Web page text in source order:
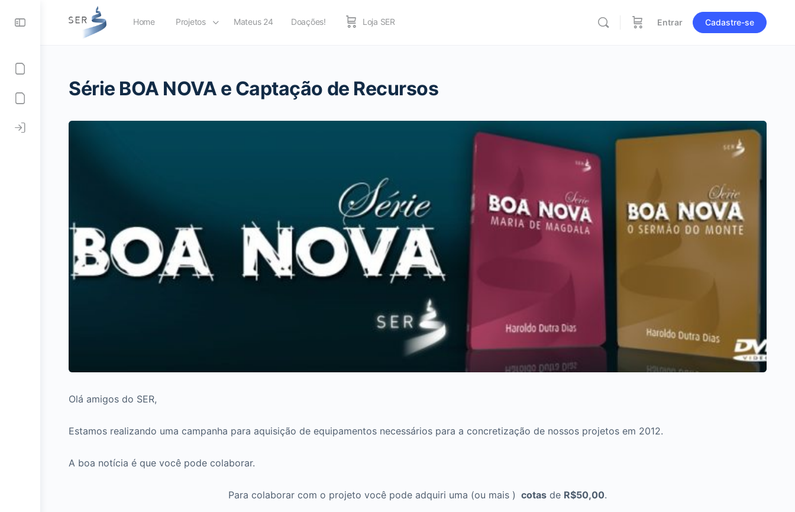
Home Projetos Mateus 24 Doações! Loja SER Entrar Cadastre-se
Série BOA NOVA e Captação de Recursos
Olá amigos do SER,
Estamos realizando uma campanha para aquisição de equipamentos necessários para a concretização de nossos projetos em 2012.
A boa notícia é que você pode colaborar.
Para colaborar com o projeto você pode adquiri uma (ou mais ) cotas de R$50,00.